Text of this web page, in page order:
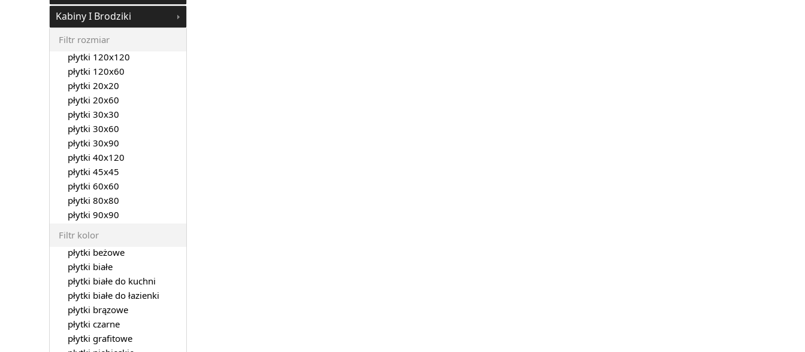
Kabiny I Brodziki
Filtr rozmiar
płytki 120x120
płytki 120x60
płytki 20x20
płytki 20x60
płytki 30x30
płytki 30x60
płytki 30x90
płytki 40x120
płytki 45x45
płytki 60x60
płytki 80x80
płytki 90x90
Filtr kolor
płytki beżowe
płytki białe
płytki białe do kuchni
płytki białe do łazienki
płytki brązowe
płytki czarne
płytki grafitowe